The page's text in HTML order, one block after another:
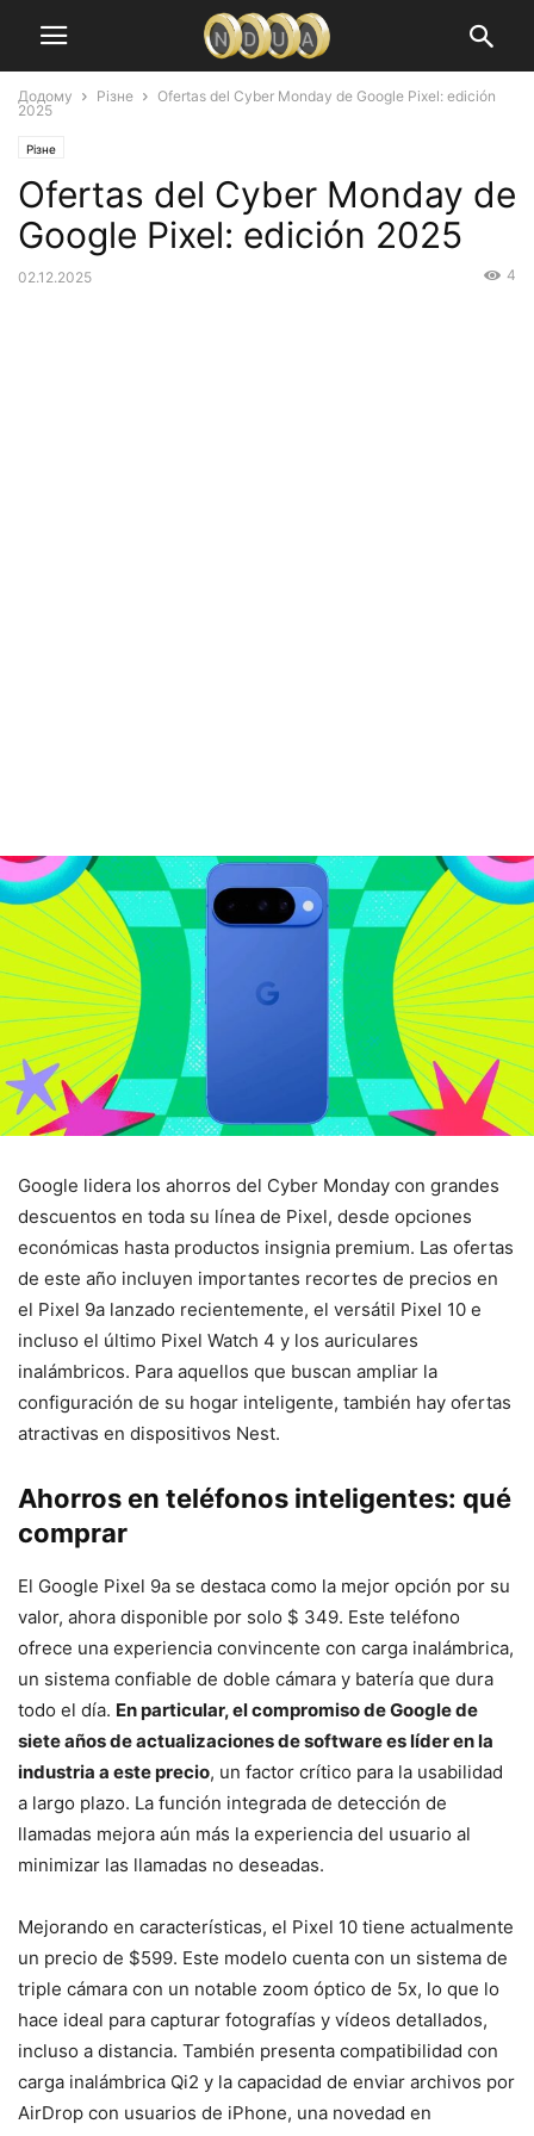
Додому Різне
Ofertas del Cyber Monday de Google Pixel: edición
2025
Різне
Ofertas del Cyber Monday de
Google Pixel: edición 2025
02.12.2025 4
Google lidera los ahorros del Cyber Monday con grandes
descuentos en toda su línea de Pixel, desde opciones
económicas hasta productos insignia premium. Las ofertas
de este año incluyen importantes recortes de precios en
el Pixel 9a lanzado recientemente, el versátil Pixel 10 e
incluso el último Pixel Watch 4 y los auriculares
inalámbricos. Para aquellos que buscan ampliar la
configuración de su hogar inteligente, también hay ofertas
atractivas en dispositivos Nest.
Ahorros en teléfonos inteligentes: qué
comprar
El Google Pixel 9a se destaca como la mejor opción por su
valor, ahora disponible por solo $ 349. Este teléfono
ofrece una experiencia convincente con carga inalámbrica,
un sistema confiable de doble cámara y batería que dura
todo el día. En particular, el compromiso de Google de
siete años de actualizaciones de software es líder en la
industria a este precio, un factor crítico para la usabilidad
a largo plazo. La función integrada de detección de
llamadas mejora aún más la experiencia del usuario al
minimizar las llamadas no deseadas.
Mejorando en características, el Pixel 10 tiene actualmente
un precio de $599. Este modelo cuenta con un sistema de
triple cámara con un notable zoom óptico de 5x, lo que lo
hace ideal para capturar fotografías y vídeos detallados,
incluso a distancia. También presenta compatibilidad con
carga inalámbrica Qi2 y la capacidad de enviar archivos por
AirDrop con usuarios de iPhone, una novedad en